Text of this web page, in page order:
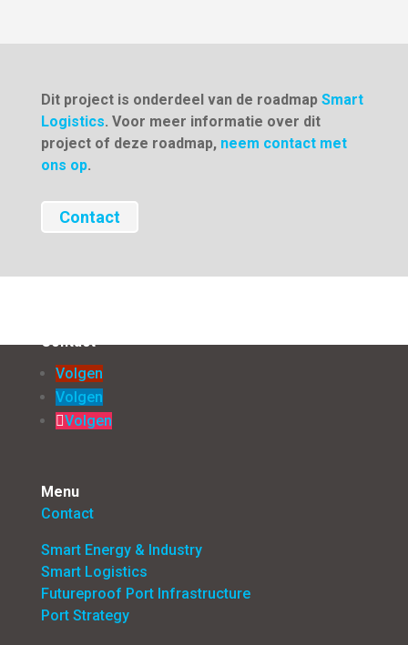
Dit project is onderdeel van de roadmap Smart
Logistics. Voor meer informatie over dit
project of deze roadmap, neem contact met
ons op.
Contact
Contact
Volgen
Volgen
Volgen
Menu
Contact
Smart Energy & Industry
Smart Logistics
Futureproof Port Infrastructure
Port Strategy